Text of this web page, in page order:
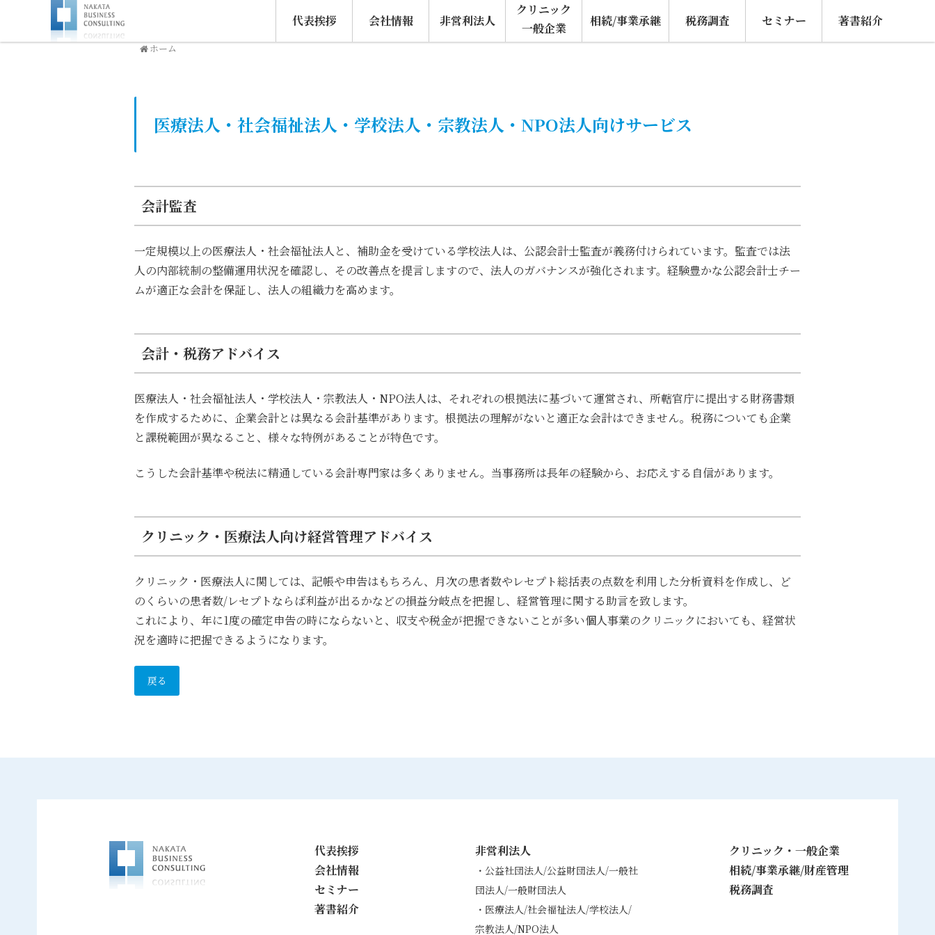
代表挨拶 会社情報 非営利法人
クリニック
一般企業
相続/事業承継 税務調査 セミナー 著書紹介
ホーム
医療法人・社会福祉法人・学校法人・宗教法人・NPO法人向けサービス
会計監査
一定規模以上の医療法人・社会福祉法人と、補助金を受けている学校法人は、公認会計士監査が義務付けられています。監査では法
人の内部統制の整備運用状況を確認し、その改善点を提言しますので、法人のガバナンスが強化されます。経験豊かな公認会計士チー
ムが適正な会計を保証し、法人の組織力を高めます。
会計・税務アドバイス
医療法人・社会福祉法人・学校法人・宗教法人・NPO法人は、それぞれの根拠法に基づいて運営され、所轄官庁に提出する財務書類
を作成するために、企業会計とは異なる会計基準があります。根拠法の理解がないと適正な会計はできません。税務についても企業
と課税範囲が異なること、様々な特例があることが特色です。
こうした会計基準や税法に精通している会計専門家は多くありません。当事務所は長年の経験から、お応えする自信があります。
クリニック・医療法人向け経営管理アドバイス
クリニック・医療法人に関しては、記帳や申告はもちろん、月次の患者数やレセプト総括表の点数を利用した分析資料を作成し、ど
のくらいの患者数/レセプトならば利益が出るかなどの損益分岐点を把握し、経営管理に関する助言を致します。
これにより、年に1度の確定申告の時にならないと、収支や税金が把握できないことが多い個人事業のクリニックにおいても、経営状
況を適時に把握できるようになります。
戻る
代表挨拶
会社情報
セミナー
著書紹介
非営利法人
・公益社団法人/公益財団法人/一般社
団法人/一般財団法人
・医療法人/社会福祉法人/学校法人/
宗教法人/NPO法人
クリニック・一般企業
相続/事業承継/財産管理
税務調査